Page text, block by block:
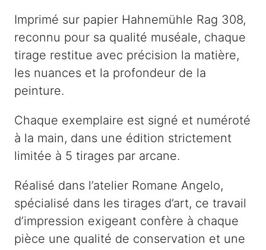
a
p
a
p
e
s
s
e
Imprimé sur papier Hahnemühle Rag 308,
reconnu pour sa qualité muséale, chaque
tirage restitue avec précision la matière,
les nuances et la profondeur de la
peinture.
Chaque exemplaire est signé et numéroté
à la main, dans une édition strictement
limitée à 5 tirages par arcane.
Réalisé dans l’atelier Romane Angelo,
spécialisé dans les tirages d’art, ce travail
d’impression exigeant confère à chaque
pièce une qualité de conservation et une